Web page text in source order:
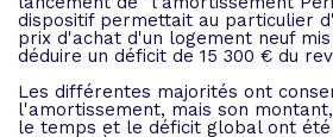
dispositif permettait au particulier
prix d'achat d'un logement neuf
déduire un déficit de 15 300 € du
Les différentes majorités ont
l'amortissement, mais son
le temps et le déficit global ont été